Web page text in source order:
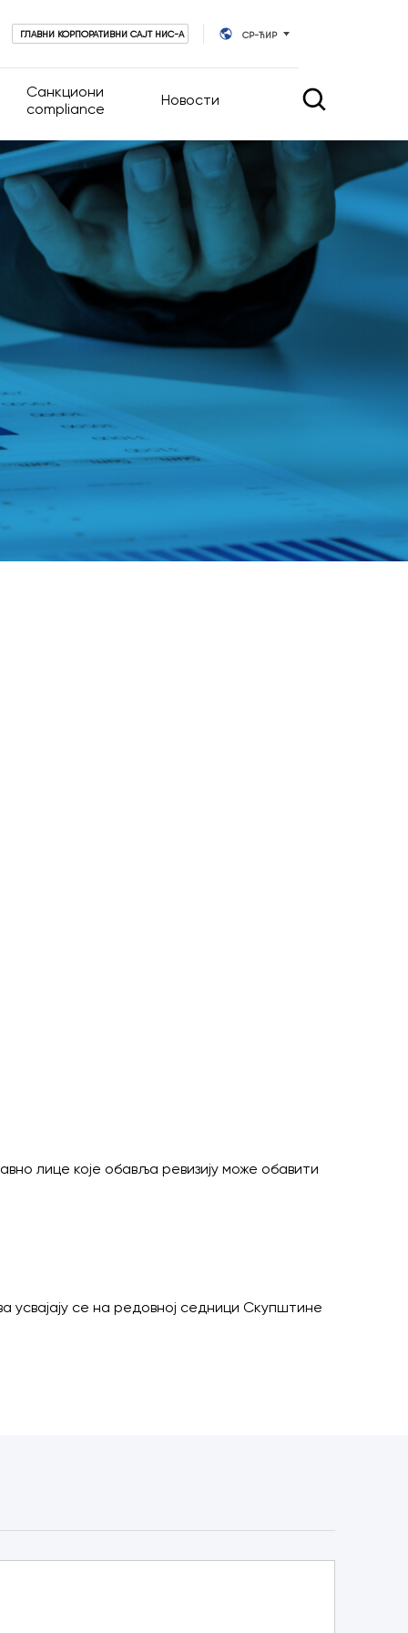
ГЛАВНИ КОРПОРАТИВНИ САЈТ НИС-А СР-ЋИР
интересом
Санкциони
compliance
Новости
Новости
Календар догађаја
лице које обавља ревизију може обавити
усвајају се на редовној седници Скупштине